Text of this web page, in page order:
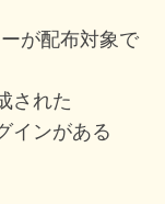
が配布対象で
れた
ンがある